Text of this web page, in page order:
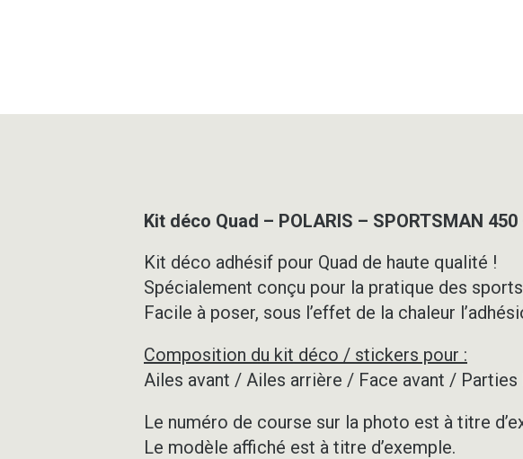
Kit déco Quad – POLARIS – SPORTSMAN 450
Kit déco adhésif pour Quad de haute qualité !
Spécialement conçu pour la pratique des
Facile à poser, sous l’effet de la chaleur
Composition du kit déco / stickers pour :
Ailes avant / Ailes arrière / Face avant /
Le numéro de course sur la photo est à titre
Le modèle affiché est à titre d’exemple.